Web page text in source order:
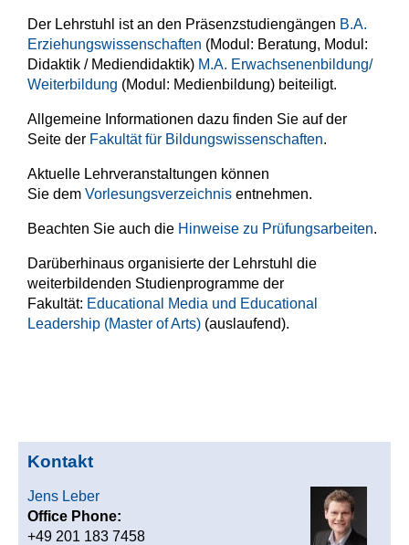
Der Lehrstuhl ist an den Präsenzstudiengängen B.A.
Erziehungswissenschaften (Modul: Beratung, Modul:
Didaktik / Mediendidaktik) M.A. Erwachsenenbildung/
Weiterbildung (Modul: Medienbildung) beiteiligt.
Allgemeine Informationen dazu finden Sie auf der
Seite der Fakultät für Bildungswissenschaften.
Aktuelle Lehrveranstaltungen können
Sie dem Vorlesungsverzeichnis entnehmen.
Beachten Sie auch die Hinweise zu Prüfungsarbeiten.
Darüberhinaus organisierte der Lehrstuhl die
weiterbildenden Studienprogramme der
Fakultät: Educational Media und Educational
Leadership (Master of Arts) (auslaufend).
Kontakt
Jens Leber
Office Phone:
+49 201 183 7458